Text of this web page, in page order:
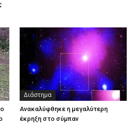
Διάστημα
Ανακαλύφθηκε η μεγαλύτερη
έκρηξη στο σύμπαν